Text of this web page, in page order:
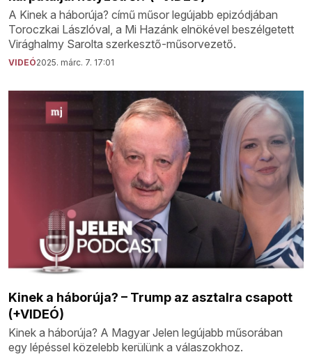
A Kinek a háborúja? című műsor legújabb epizódjában
Toroczkai Lászlóval, a Mi Hazánk elnökével beszélgetett
Virághalmy Sarolta szerkesztő-műsorvezető.
VIDEÓ2025. márc. 7. 17:01
Kinek a háborúja? – Trump az asztalra csapott
(+VIDEÓ)
Kinek a háborúja? A Magyar Jelen legújabb műsorában
egy lépéssel közelebb kerülünk a válaszokhoz.